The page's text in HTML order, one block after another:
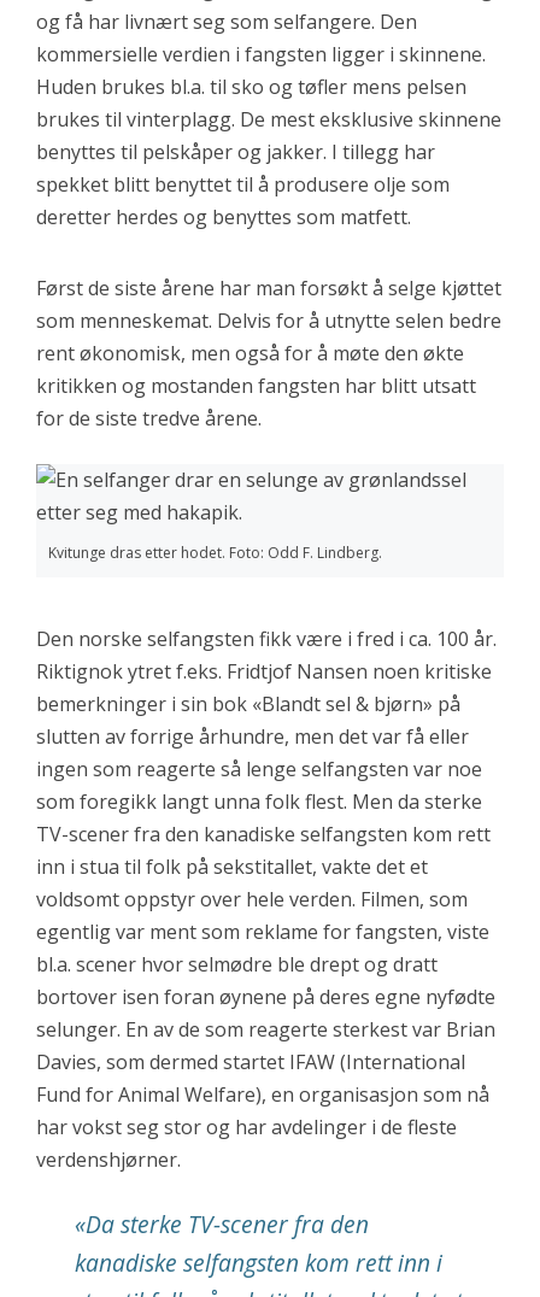
og få har livnært seg som selfangere. Den
kommersielle verdien i fangsten ligger i skinnene.
Huden brukes bl.a. til sko og tøfler mens pelsen
brukes til vinterplagg. De mest eksklusive skinnene
benyttes til pelskåper og jakker. I tillegg har
spekket blitt benyttet til å produsere olje som
deretter herdes og benyttes som matfett.
Først de siste årene har man forsøkt å selge kjøttet
som menneskemat. Delvis for å utnytte selen bedre
rent økonomisk, men også for å møte den økte
kritikken og mostanden fangsten har blitt utsatt
for de siste tredve årene.
Kvitunge dras etter hodet. Foto: Odd F. Lindberg.
Den norske selfangsten fikk være i fred i ca. 100 år.
Riktignok ytret f.eks. Fridtjof Nansen noen kritiske
bemerkninger i sin bok «Blandt sel & bjørn» på
slutten av forrige århundre, men det var få eller
ingen som reagerte så lenge selfangsten var noe
som foregikk langt unna folk flest. Men da sterke
TV-scener fra den kanadiske selfangsten kom rett
inn i stua til folk på sekstitallet, vakte det et
voldsomt oppstyr over hele verden. Filmen, som
egentlig var ment som reklame for fangsten, viste
bl.a. scener hvor selmødre ble drept og dratt
bortover isen foran øynene på deres egne nyfødte
selunger. En av de som reagerte sterkest var Brian
Davies, som dermed startet IFAW (International
Fund for Animal Welfare), en organisasjon som nå
har vokst seg stor og har avdelinger i de fleste
verdenshjørner.
«Da sterke TV-scener fra den
kanadiske selfangsten kom rett inn i